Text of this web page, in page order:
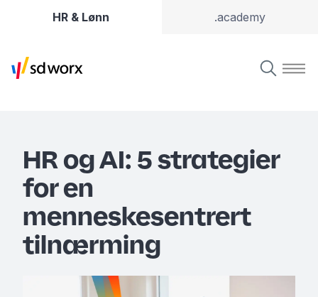
HR & Lønn .academy
HR og AI: 5 strategier
for en
menneskesentrert
tilnærming